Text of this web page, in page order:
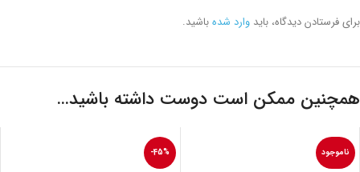
برای فرستادن دیدگاه، باید وارد شدهباشید.
همچنین ممکن است دوست داشته باشید…
ناموجود -45%